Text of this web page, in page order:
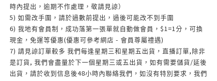
時內提出，逾期不作處理，敬請見諒）
5) 如需改手圍，請於過數前提出，過後可能改不到手圍
6) 我地有會員制，成功落第一張單就自動做會員， $1=1分，可換
現金，免運等優惠(優惠可參考網店 - 會員尊屬禮遇)
7) 請見諒訂單較多 我們每逢星期三和星期五出貨，直播訂單, 除非
是訂貨, 我們會盡量於下一個星期三或五出貨，如有需要儲貨/延後
出貨，請於收到信息後48小時內聯絡我們，如沒有特別要求，我們